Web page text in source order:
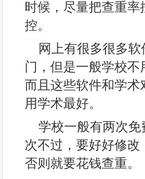
时候，尽量把查重率
控。
网上有很多很多
门，但是一般学校
而且这些软件和学
用学术最好。
学校一般有两次
次不过，要好好修
否则就要花钱查重。